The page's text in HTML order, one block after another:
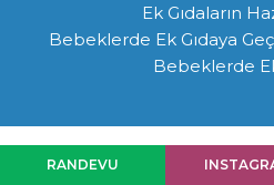
Ek Gıdaların
Bebeklerde Ek Gıdaya
Bebeklerde
RANDEVU